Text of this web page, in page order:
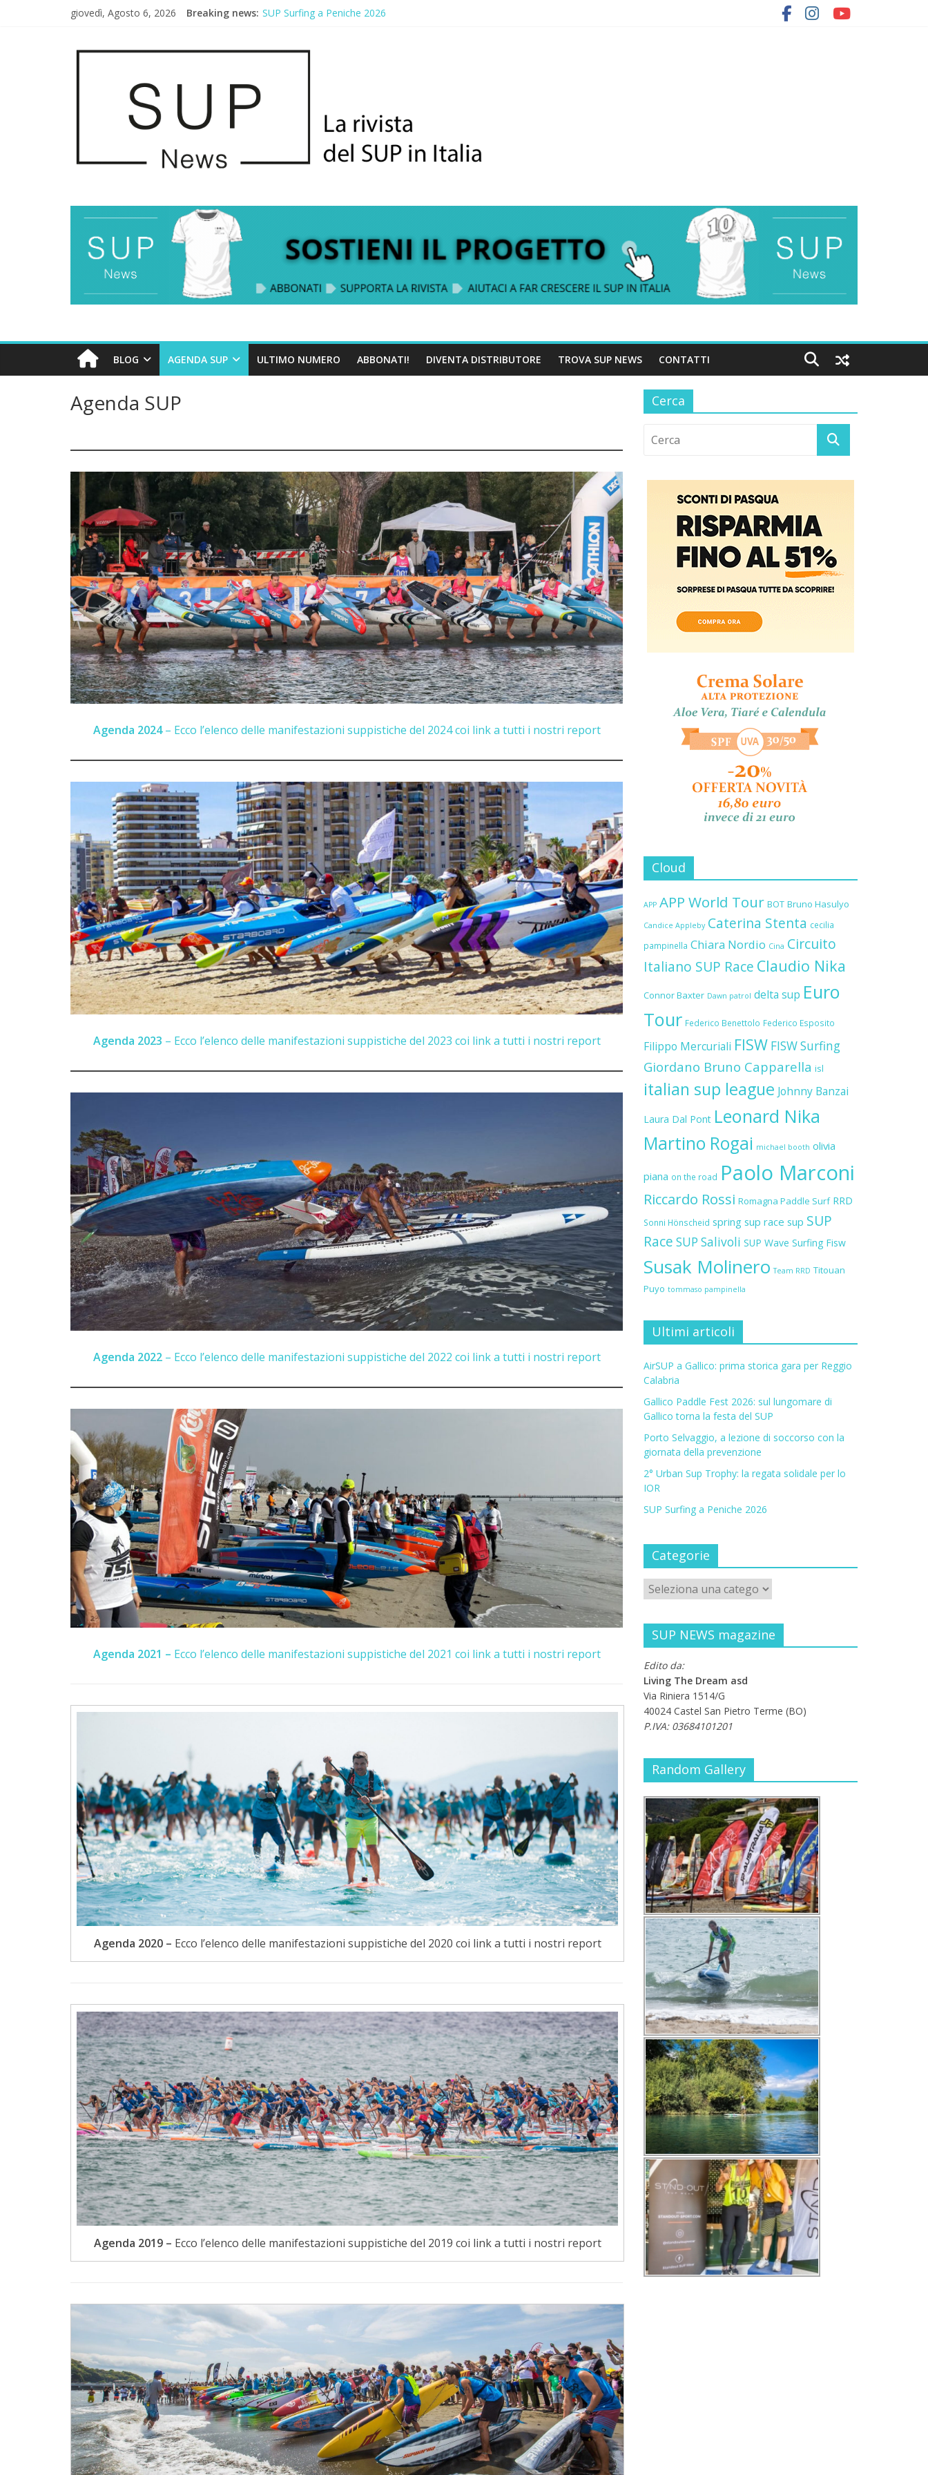
giovedì, Agosto 6, 2026 Breaking news: SUP Surfing a Peniche 2026
BLOG AGENDA SUP ULTIMO NUMERO ABBONATI! DIVENTA DISTRIBUTORE TROVA SUP NEWS CONTATTI
Agenda SUP
Agenda 2024– Ecco l’elenco delle manifestazioni suppistiche del 2024 coi link a tutti i nostri report
Agenda 2023 – Ecco l’elenco delle manifestazioni suppistiche del 2023 coi link a tutti i nostri report
Agenda 2022– Ecco l’elenco delle manifestazioni suppistiche del 2022 coi link a tutti i nostri report
Agenda 2021 – Ecco l’elenco delle manifestazioni suppistiche del 2021 coi link a tutti i nostri report
Agenda 2020 – Ecco l’elenco delle manifestazioni suppistiche del 2020 coi link a tutti i nostri report
Agenda 2019 – Ecco l’elenco delle manifestazioni suppistiche del 2019 coi link a tutti i nostri report
Cerca
Cloud
APP APP World Tour BOT Bruno Hasulyo
Candice Appleby Caterina Stenta cecilia
pampinella Chiara Nordio Cina Circuito
Italiano SUP Race Claudio Nika
Connor Baxter Dawn patrol delta sup Euro
Tour Federico Benettolo Federico Esposito
Filippo Mercuriali FISW FISW Surfing
Giordano Bruno Capparella isl
italian sup league Johnny Banzai
Laura Dal Pont Leonard Nika
Martino Rogai michael booth olivia
piana on the road Paolo Marconi
Riccardo Rossi Romagna Paddle Surf RRD
Sonni Hönscheid spring sup race sup SUP
Race SUP Salivoli SUP Wave Surfing Fisw
Susak Molinero Team RRD Titouan
Puyo tommaso pampinella
Ultimi articoli
AirSUP a Gallico: prima storica gara per Reggio
Calabria
Gallico Paddle Fest 2026: sul lungomare di
Gallico torna la festa del SUP
Porto Selvaggio, a lezione di soccorso con la
giornata della prevenzione
2° Urban Sup Trophy: la regata solidale per lo
IOR
SUP Surfing a Peniche 2026
Categorie
SUP NEWS magazine
Edito da:
Living The Dream asd
Via Riniera 1514/G
40024 Castel San Pietro Terme (BO)
P.IVA: 03684101201
Random Gallery